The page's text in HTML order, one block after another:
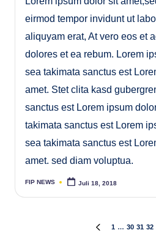
eirmod tempor invidunt ut
aliquyam erat, At vero eos et
dolores et ea rebum. Lorem
sea takimata sanctus est
amet. Stet clita kasd
sanctus est Lorem ipsum
takimata sanctus est Lorem
sea takimata sanctus est
amet. sed diam voluptua.
Posted
FIP NEWS Juli 18, 2018
PREVIOUS
1 … 30 31 32